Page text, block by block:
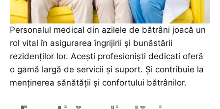
Personalul medical din azilele de bătrâni joacă un
rol vital în asigurarea îngrijirii și bunăstării
rezidenților lor. Acești profesioniști dedicati oferă
o gamă largă de servicii și suport. Și contribuie la
menținerea sănătății și confortului bătrânilor.